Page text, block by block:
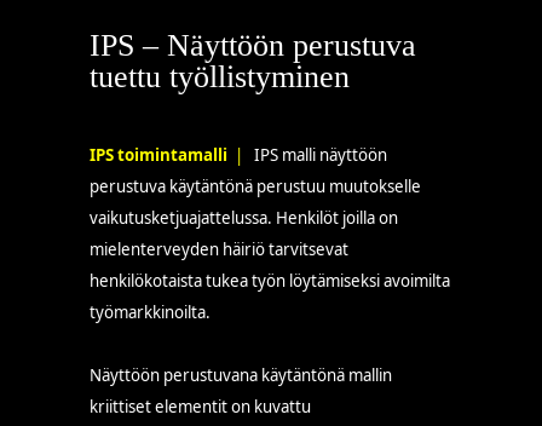
IPS – Näyttöön perustuva
tuettu työllistyminen
IPS toimintamalli |
IPS malli näyttöön
perustuva käytäntönä perustuu muutokselle
vaikutusketjuajattelussa. Henkilöt joilla on
mielenterveyden häiriö tarvitsevat
henkilökotaista tukea työn löytämiseksi avoimilta
työmarkkinoilta.
Näyttöön perustuvana käytäntönä mallin
kriittiset elementit on kuvattu